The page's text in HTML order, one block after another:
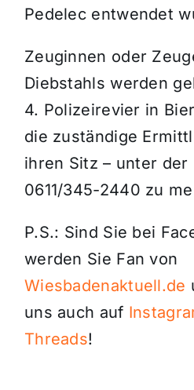
Pedelec entwendet
Zeuginnen oder
Diebstahls werden
4. Polizeirevier in
die zuständige
ihren Sitz – unter der
0611/345-2440 zu
P.S.: Sind Sie bei
werden Sie Fan von
Wiesbadenaktuell.de
uns auch auf
Threads!